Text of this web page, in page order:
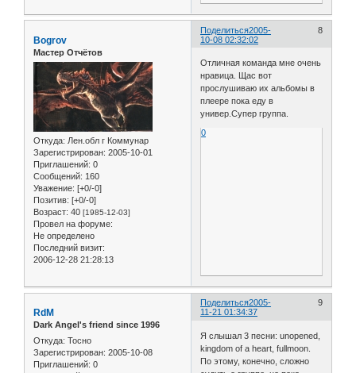
Поделиться 8
2005-
10-08 02:32:02
Bogrov
Мастер Отчётов
Откуда: Лен.обл г Коммунар
Зарегистрирован: 2005-10-01
Приглашений: 0
Сообщений: 160
Уважение: [+0/-0]
Позитив: [+0/-0]
Возраст: 40 [1985-12-03]
Провел на форуме:
Не определено
Последний визит:
2006-12-28 21:28:13
Отличная команда мне очень
нравица. Щас вот
прослушиваю их альбомы в
плеере пока еду в
универ.Супер группа.
0
Поделиться 9
2005-
11-21 01:34:37
RdM
Dark Angel's friend since 1996
Откуда: Тосно
Зарегистрирован: 2005-10-08
Приглашений: 0
Я слышал 3 песни: unopened,
kingdom of a heart, fullmoon.
По этому, конечно, сложно